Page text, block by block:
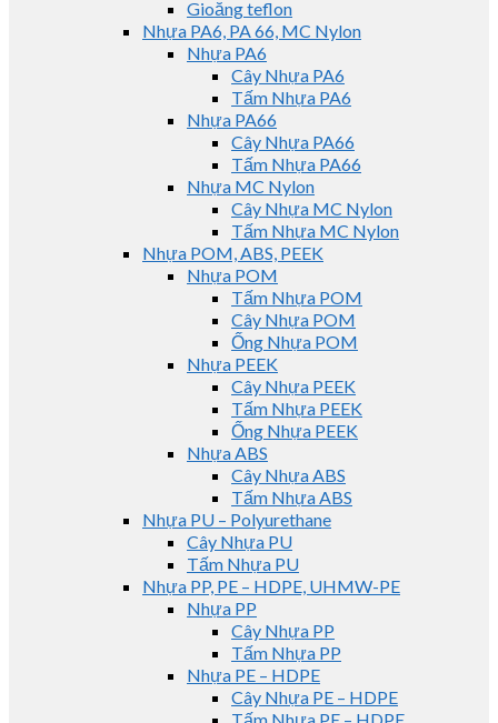
Gioăng teflon
Nhựa PA6, PA 66, MC Nylon
Nhựa PA6
Cây Nhựa PA6
Tấm Nhựa PA6
Nhựa PA66
Cây Nhựa PA66
Tấm Nhựa PA66
Nhựa MC Nylon
Cây Nhựa MC Nylon
Tấm Nhựa MC Nylon
Nhựa POM, ABS, PEEK
Nhựa POM
Tấm Nhựa POM
Cây Nhựa POM
Ống Nhựa POM
Nhựa PEEK
Cây Nhựa PEEK
Tấm Nhựa PEEK
Ống Nhựa PEEK
Nhựa ABS
Cây Nhựa ABS
Tấm Nhựa ABS
Nhựa PU – Polyurethane
Cây Nhựa PU
Tấm Nhựa PU
Nhựa PP, PE – HDPE, UHMW-PE
Nhựa PP
Cây Nhựa PP
Tấm Nhựa PP
Nhựa PE – HDPE
Cây Nhựa PE – HDPE